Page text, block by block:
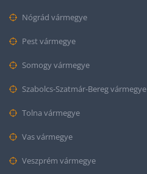
Nógrád vármegye
Pest vármegye
Somogy vármegye
Szabolcs-Szatmár-Bereg vármegye
Tolna vármegye
Vas vármegye
Veszprém vármegye